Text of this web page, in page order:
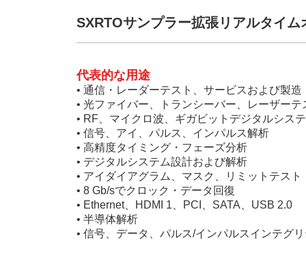
SXRTOサンプラー拡張リアルタイ
代表的な用途
• 通信・レーダーテスト、サービスおよび製造
• 光ファイバー、トランシーバー、レーザー
• RF、マイクロ波、ギガビットデジタルシス
• 信号、アイ、パルス、インパルス解析
• 高精度タイミング・フェーズ分析
• デジタルシステム設計および解析
• アイダイアグラム、マスク、リミットテスト
• 8 Gb/sでクロック・データ回復
• Ethernet、HDMI 1、PCI、SATA、USB 2.0
• 半導体解析
• 信号、データ、パルス/インパルスインテグ